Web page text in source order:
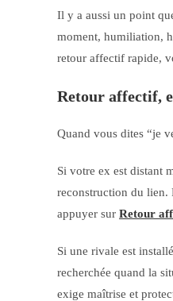
Il y a aussi un point
moment, humiliation,
retour affectif rapide,
Retour affectif,
Quand vous dites “je
Si votre ex est distant
reconstruction du lien.
appuyer sur Retour
Si une rivale est
recherchée quand la
exige maîtrise et